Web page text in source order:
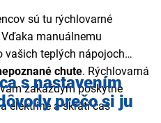
sú tu rýchlovarné
manuálnemu
vašich teplých nápojoch
chute. Rýchlovarná
zakaždým poskytne
elektrine a skráti čas
s nastavením
prečo si ju